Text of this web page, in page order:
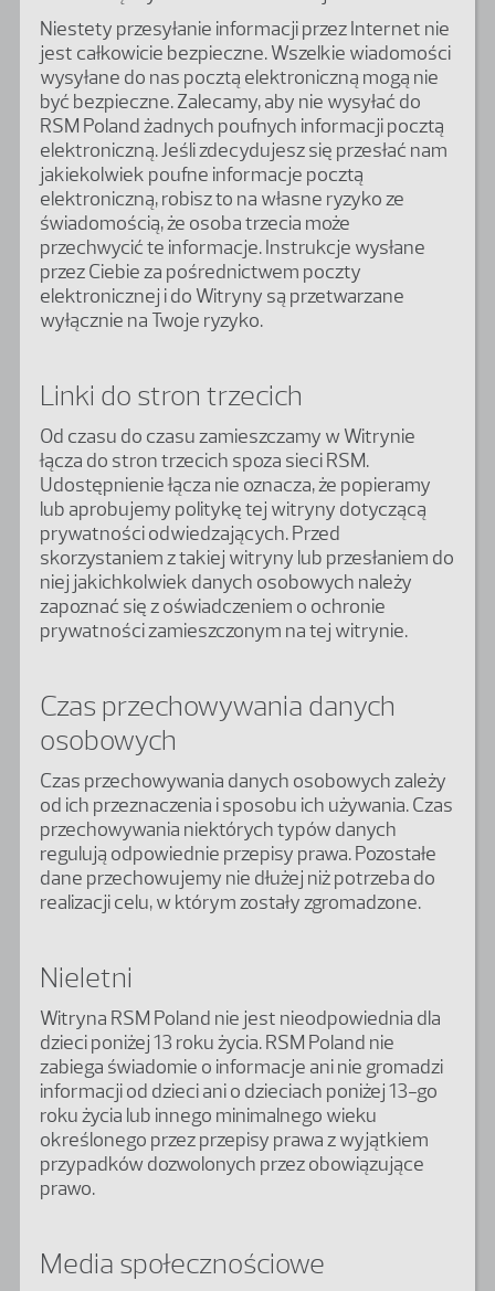
Niestety przesyłanie informacji przez Internet nie
jest całkowicie bezpieczne. Wszelkie wiadomości
wysyłane do nas pocztą elektroniczną mogą nie
być bezpieczne. Zalecamy, aby nie wysyłać do
RSM Poland żadnych poufnych informacji pocztą
elektroniczną. Jeśli zdecydujesz się przesłać nam
jakiekolwiek poufne informacje pocztą
elektroniczną, robisz to na własne ryzyko ze
świadomością, że osoba trzecia może
przechwycić te informacje. Instrukcje wysłane
przez Ciebie za pośrednictwem poczty
elektronicznej i do Witryny są przetwarzane
wyłącznie na Twoje ryzyko.
Linki do stron trzecich
Od czasu do czasu zamieszczamy w Witrynie
łącza do stron trzecich spoza sieci RSM.
Udostępnienie łącza nie oznacza, że ​​popieramy
lub aprobujemy politykę tej witryny dotyczącą
prywatności odwiedzających. Przed
skorzystaniem z takiej witryny lub przesłaniem do
niej jakichkolwiek danych osobowych należy
zapoznać się z oświadczeniem o ochronie
prywatności zamieszczonym na tej witrynie.
Czas przechowywania danych
osobowych
Czas przechowywania danych osobowych zależy
od ich przeznaczenia i sposobu ich używania. Czas
przechowywania niektórych typów danych
regulują odpowiednie przepisy prawa. Pozostałe
dane przechowujemy nie dłużej niż potrzeba do
realizacji celu, w którym zostały zgromadzone.
Nieletni
Witryna RSM Poland nie jest nieodpowiednia dla
dzieci poniżej 13 roku życia. RSM Poland nie
zabiega świadomie o informacje ani nie gromadzi
informacji od dzieci ani o dzieciach poniżej 13-go
roku życia lub innego minimalnego wieku
określonego przez przepisy prawa z wyjątkiem
przypadków dozwolonych przez obowiązujące
prawo.
Media społecznościowe